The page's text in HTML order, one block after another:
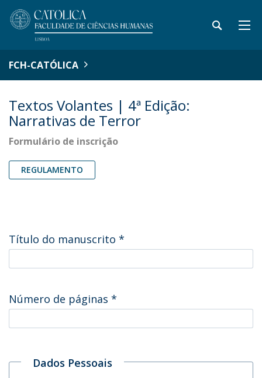
FCH-CATÓLICA
Textos Volantes | 4ª Edição:
Narrativas de Terror
Formulário de inscrição
REGULAMENTO
Título do manuscrito *
Número de páginas *
Dados Pessoais